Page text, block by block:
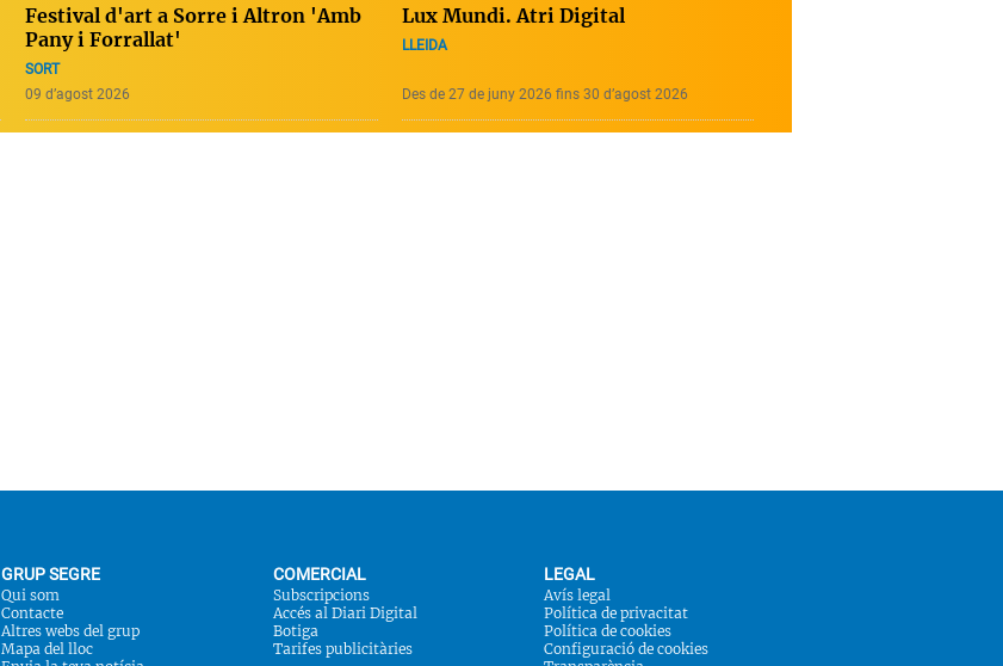
Festival d'art a Sorre i Altron 'Amb
Pany i Forrallat'
SORT
09 d’agost 2026
Lux Mundi. Atri Digital
LLEIDA
Des de 27 de juny 2026 fins 30 d’agost 2026
GRUP SEGRE
Qui som
Contacte
Altres webs del grup
Mapa del lloc
COMERCIAL
Subscripcions
Accés al Diari Digital
Botiga
Tarifes publicitàries
LEGAL
Avís legal
Política de privacitat
Política de cookies
Configuració de cookies